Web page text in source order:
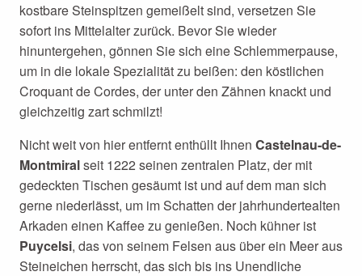
kostbare Steinspitzen gemeißelt sind, versetzen Sie
sofort ins Mittelalter zurück. Bevor Sie wieder
hinuntergehen, gönnen Sie sich eine Schlemmerpause,
um in die lokale Spezialität zu beißen: den köstlichen
Croquant de Cordes, der unter den Zähnen knackt und
gleichzeitig zart schmilzt!
Nicht weit von hier entfernt enthüllt Ihnen Castelnau-de-
Montmiralseit 1222 seinen zentralen Platz, der mit
gedeckten Tischen gesäumt ist und auf dem man sich
gerne niederlässt, um im Schatten der jahrhundertealten
Arkaden einen Kaffee zu genießen. Noch kühner ist
Puycelsi, das von seinem Felsen aus über ein Meer aus
Steineichen herrscht, das sich bis ins Unendliche